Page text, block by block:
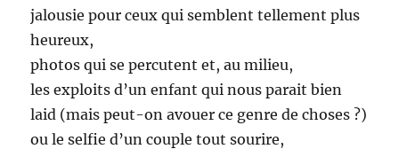
jalousie pour ceux qui semblent tellement plus
heureux,
photos qui se percutent et, au milieu,
les exploits d’un enfant qui nous parait bien
laid (mais peut-on avouer ce genre de choses ?)
ou le selfie d’un couple tout sourire,